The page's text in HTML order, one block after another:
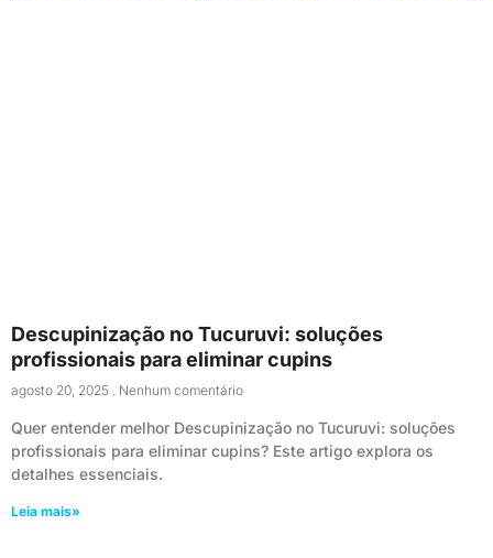
Descupinização no Tucuruvi: soluções
profissionais para eliminar cupins
agosto 20, 2025 Nenhum comentário
Quer entender melhor Descupinização no Tucuruvi: soluções
profissionais para eliminar cupins? Este artigo explora os
detalhes essenciais.
Leia mais»